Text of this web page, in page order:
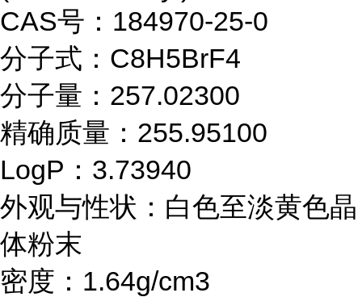
CAS号：184970-25-0
分子式：C8H5BrF4
分子量：257.02300
精确质量：255.95100
LogP：3.73940
外观与性状：白色至淡黄色晶
体粉末
密度：1.64g/cm3